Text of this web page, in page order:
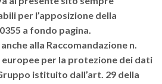
per l’apposizione della
a fondo pagina.
alla Raccomandazione n.
per la protezione dei dati
istituito dall’art. 29 della